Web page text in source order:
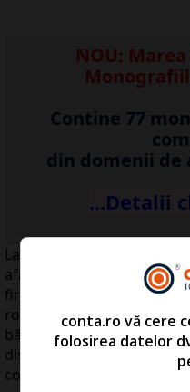
NOU:
Contine 77
din domenii
...Detalii
La doi ani de la căderea
afaceri Dan Şucu (foto),
firme Mobexpert, este de
românească a fost
bănci pentru că s-a creat
disproporţionată în raport
consumul a frânat
conta.ro vă cere
folosirea datelor